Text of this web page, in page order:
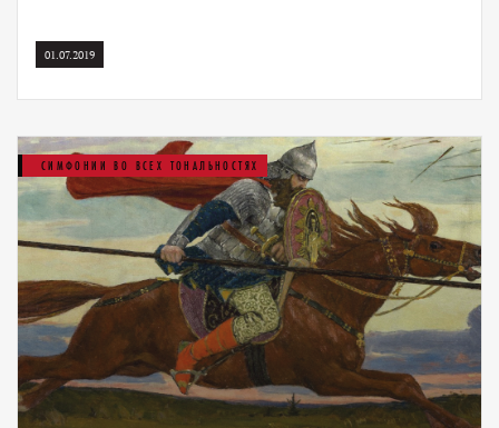
01.07.2019
СИМФОНИИ ВО ВСЕХ ТОНАЛЬНОСТЯХ